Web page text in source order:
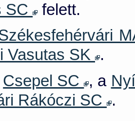
SC
felett.
Vasutas SK
.
Csepel SC , a
Rákóczi SC .